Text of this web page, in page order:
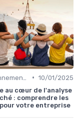
• 10/01/2025
au cœur de l'analyse
: comprendre les
votre entreprise